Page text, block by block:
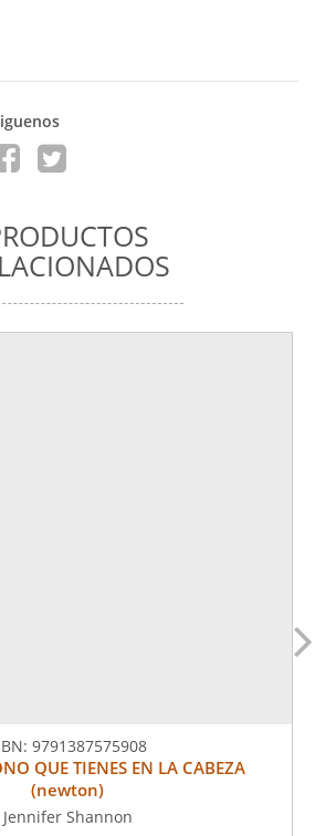
9791387575908
QUE TIENES EN LA CABEZA
(newton)
Jennifer Shannon